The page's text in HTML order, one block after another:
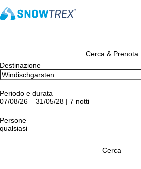
Cerca & Prenota
Destinazione
Periodo e durata
07/08/26 – 31/05/28 | 7 notti
Persone
qualsiasi
Cerca